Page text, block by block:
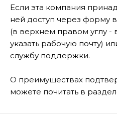
Если эта компания
ней доступ через форму
(в верхнем правом углу -
указать рабочую почту)
службу поддержки.
О преимуществах
можете почитать в